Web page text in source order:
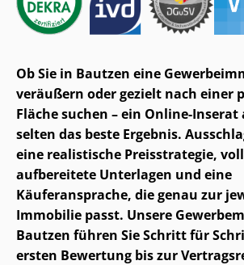
Ob Sie in Bautzen eine
veräußern oder gezielt nach einer
Fläche suchen – ein Online-
selten das beste Ergebnis.
eine realistische Preisstrategie,
aufbereitete Unterlagen und eine
Käuferansprache, die genau zur
Immobilie passt. Unsere
Bautzen führen Sie Schritt für
ersten Bewertung bis zur